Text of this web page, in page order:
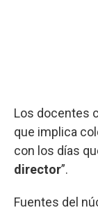
Los docentes
que implica
con los días
director”.
Fuentes del